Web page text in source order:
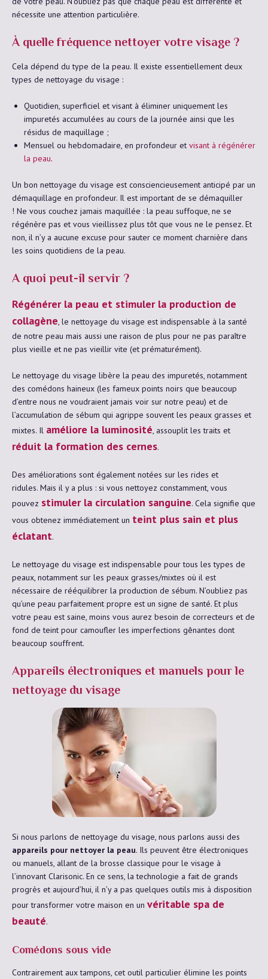
nécessite une attention particulière.
À quelle fréquence nettoyer votre visage ?
Cela dépend du type de la peau. Il existe essentiellement deux
types de nettoyage du visage :
Quotidien, superficiel et visant à éliminer uniquement les
impuretés accumulées au cours de la journée ainsi que les
résidus de maquillage ;
Mensuel ou hebdomadaire, en profondeur et visant à régénérer
la peau.
Un bon nettoyage du visage est consciencieusement anticipé par un
démaquillage en profondeur. Il est important de se démaquiller
! Ne vous couchez jamais maquillée : la peau suffoque, ne se
régénère pas et vous vieillissez plus tôt que vous ne le pensez. Et
non, il n’y a aucune excuse pour sauter ce moment charnière dans
les soins quotidiens de la peau.
A quoi peut-il servir ?
Régénérer la peau et stimuler la production de
collagène, le nettoyage du visage est indispensable à la santé
de notre peau mais aussi une raison de plus pour ne pas paraître
plus vieille et ne pas vieillir vite (et prématurément).
Le nettoyage du visage libère la peau des impuretés, notamment
des comédons haineux (les fameux points noirs que beaucoup
d’entre nous ne voudraient jamais voir sur notre peau) et de
l’accumulation de sébum qui agrippe souvent les peaux grasses et
mixtes. Il améliore la luminosité, assouplit les traits et
réduit la formation des cernes.
Des améliorations sont également notées sur les rides et
ridules. Mais il y a plus : si vous nettoyez constamment, vous
pouvez stimuler la circulation sanguine. Cela signifie que
vous obtenez immédiatement un teint plus sain et plus
éclatant.
Le nettoyage du visage est indispensable pour tous les types de
peaux, notamment sur les peaux grasses/mixtes où il est
nécessaire de rééquilibrer la production de sébum. N’oubliez pas
qu’une peau parfaitement propre est un signe de santé. Et plus
votre peau est saine, moins vous aurez besoin de correcteurs et de
fond de teint pour camoufler les imperfections gênantes dont
beaucoup souffrent.
Appareils électroniques et manuels pour le
nettoyage du visage
Si nous parlons de nettoyage du visage, nous parlons aussi des
appareils pour nettoyer la peau. Ils peuvent être électroniques
ou manuels, allant de la brosse classique pour le visage à
l’innovant Clarisonic. En ce sens, la technologie a fait de grands
progrès et aujourd’hui, il n’y a pas quelques outils mis à disposition
pour transformer votre maison en un véritable spa de
beauté.
Comédons sous vide
Contrairement aux tampons, cet outil particulier élimine les points